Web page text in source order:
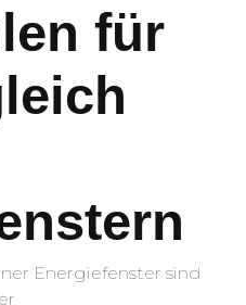
für
Energiefenster sind